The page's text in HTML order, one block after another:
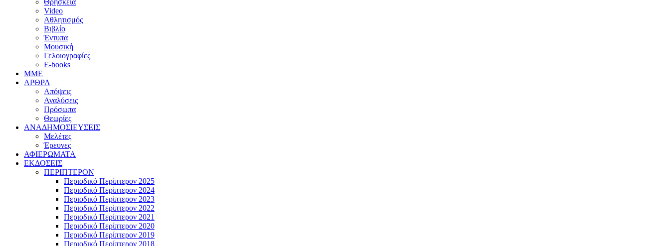
Θρησκεία
Video
Αθλητισμός
Βιβλίο
Έντυπα
Μουσική
Γελοιογραφίες
E-books
MME
ΑΡΘΡΑ
Απόψεις
Αναλύσεις
Πρόσωπα
Θεωρίες
ΑΝΑΔΗΜΟΣΙΕΥΣΕΙΣ
Μελέτες
Έρευνες
ΑΦΙΕΡΩΜΑΤΑ
ΕΚΔΟΣΕΙΣ
ΠΕΡΙΠΤΕΡΟΝ
Περιοδικό Περίπτερον 2025
Περιοδικό Περίπτερον 2024
Περιοδικό Περίπτερον 2023
Περιοδικό Περίπτερον 2022
Περιοδικό Περίπτερον 2021
Περιοδικό Περίπτερον 2020
Περιοδικό Περίπτερον 2019
Περιοδικό Περίπτερον 2018